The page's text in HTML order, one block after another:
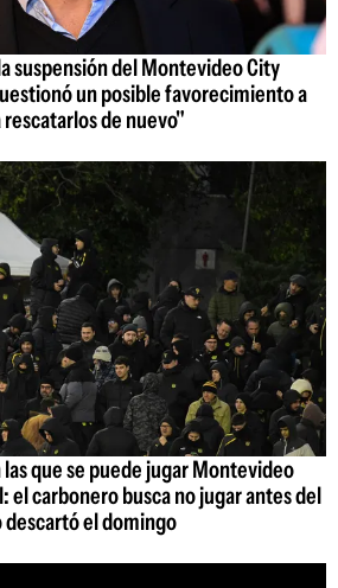
suspensión del Montevideo City
un posible favorecimiento a
de nuevo"
las que se puede jugar Montevideo
el carbonero busca no jugar antes del
descartó el domingo